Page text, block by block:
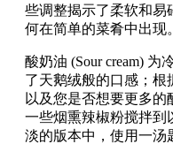
些调整揭示了柔软和易
何在简单的菜肴中出现。
酸奶油 (Sour cream) 为
了天鹅绒般的口感；根
以及您是否想要更多
一些烟熏辣椒粉搅拌到
淡的版本中，使用一汤